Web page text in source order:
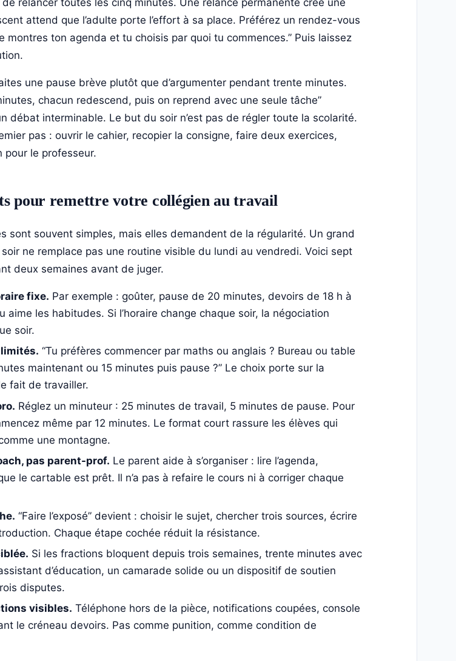
relancer toutes les cinq minutes. Une relance permanente crée une
attend que l’adulte porte l’effort à sa place. Préférez un rendez-vous
montres ton agenda et tu choisis par quoi tu commences.” Puis laissez
une pause brève plutôt que d’argumenter pendant trente minutes.
chacun redescend, puis on reprend avec une seule tâche”
débat interminable. Le but du soir n’est pas de régler toute la scolarité.
pas : ouvrir le cahier, recopier la consigne, faire deux exercices,
pour le professeur.
pour remettre votre collégien au travail
sont souvent simples, mais elles demandent de la régularité. Un grand
ne remplace pas une routine visible du lundi au vendredi. Voici sept
deux semaines avant de juger.
fixe. Par exemple : goûter, pause de 20 minutes, devoirs de 18 h à
aime les habitudes. Si l’horaire change chaque soir, la négociation
soir.
“Tu préfères commencer par maths ou anglais ? Bureau ou table
maintenant ou 15 minutes puis pause ?” Le choix porte sur la
fait de travailler.
Réglez un minuteur : 25 minutes de travail, 5 minutes de pause. Pour
même par 12 minutes. Le format court rassure les élèves qui
une montagne.
pas parent-prof. Le parent aide à s’organiser : lire l’agenda,
le cartable est prêt. Il n’a pas à refaire le cours ni à corriger chaque
“Faire l’exposé” devient : choisir le sujet, chercher trois sources, écrire
Chaque étape cochée réduit la résistance.
Si les fractions bloquent depuis trois semaines, trente minutes avec
d’éducation, un camarade solide ou un dispositif de soutien
disputes.
visibles. Téléphone hors de la pièce, notifications coupées, console
le créneau devoirs. Pas comme punition, comme condition de